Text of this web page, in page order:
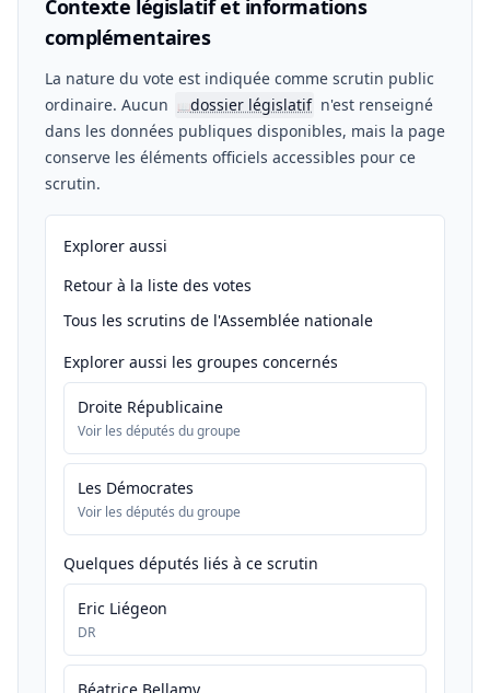
Contexte législatif et informations
complémentaires
La nature du vote est indiquée comme scrutin public
ordinaire. Aucun
📖dossier législatif n'est renseigné
dans les données publiques disponibles, mais la page
conserve les éléments officiels accessibles pour ce
scrutin.
Explorer aussi
Retour à la liste des votes
Tous les scrutins de l'Assemblée nationale
Explorer aussi les groupes concernés
Droite Républicaine
Voir les députés du groupe
Les Démocrates
Voir les députés du groupe
Quelques députés liés à ce scrutin
Eric Liégeon
DR